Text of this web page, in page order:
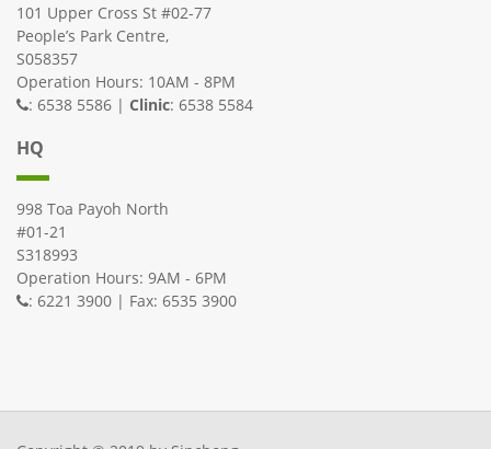
101 Upper Cross St #02-77
People’s Park Centre,
S058357
Operation Hours: 10AM - 8PM
: 6538 5586 | Clinic: 6538 5584
HQ
998 Toa Payoh North
#01-21
S318993
Operation Hours: 9AM - 6PM
: 6221 3900 | Fax: 6535 3900